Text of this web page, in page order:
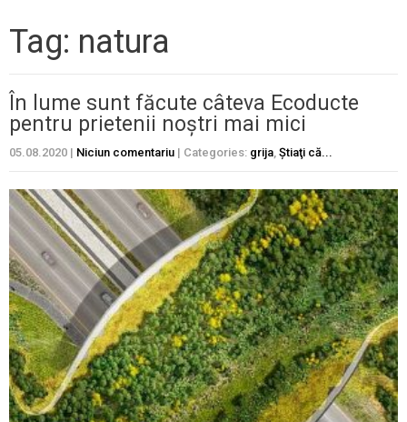
Tag: natura
În lume sunt făcute câteva Ecoducte
pentru prietenii noștri mai mici
05.08.2020 | Niciun comentariu | Categories: grija, Ştiaţi că...